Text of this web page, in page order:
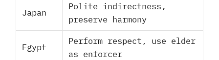
Japan
Polite indirectness,
preserve harmony
Egypt
Perform respect, use elder
as enforcer